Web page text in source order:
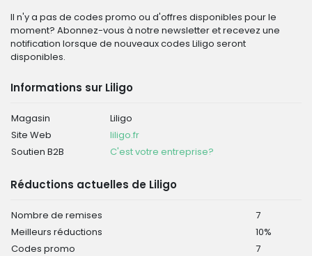
Il n'y a pas de codes promo ou d'offres disponibles pour le
moment? Abonnez-vous à notre newsletter et recevez une
notification lorsque de nouveaux codes Liligo seront
disponibles.
Informations sur Liligo
Magasin
Liligo
Site Web
liligo.fr
Soutien B2B
C'est votre entreprise?
Réductions actuelles de Liligo
Nombre de remises
7
Meilleurs réductions
10%
Codes promo
7